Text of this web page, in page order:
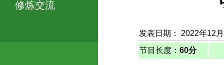
修炼交流
发表日期： 2022年12
节目长度： 60分